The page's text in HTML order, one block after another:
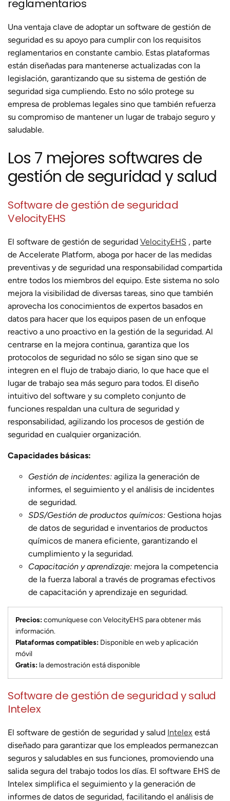
reglamentarios
Una ventaja clave de adoptar un software de gestión de
seguridad es su apoyo para cumplir con los requisitos
reglamentarios en constante cambio. Estas plataformas
están diseñadas para mantenerse actualizadas con la
legislación, garantizando que su sistema de gestión de
seguridad siga cumpliendo. Esto no sólo protege su
empresa de problemas legales sino que también refuerza
su compromiso de mantener un lugar de trabajo seguro y
saludable.
Los 7 mejores softwares de
gestión de seguridad y salud
Software de gestión de seguridad
VelocityEHS
El software de gestión de seguridad VelocityEHS , parte
de Accelerate Platform, aboga por hacer de las medidas
preventivas y de seguridad una responsabilidad compartida
entre todos los miembros del equipo. Este sistema no solo
mejora la visibilidad de diversas tareas, sino que también
aprovecha los conocimientos de expertos basados ​​en
datos para hacer que los equipos pasen de un enfoque
reactivo a uno proactivo en la gestión de la seguridad. Al
centrarse en la mejora continua, garantiza que los
protocolos de seguridad no sólo se sigan sino que se
integren en el flujo de trabajo diario, lo que hace que el
lugar de trabajo sea más seguro para todos. El diseño
intuitivo del software y su completo conjunto de
funciones respaldan una cultura de seguridad y
responsabilidad, agilizando los procesos de gestión de
seguridad en cualquier organización.
Capacidades básicas:
Gestión de incidentes: agiliza la generación de
informes, el seguimiento y el análisis de incidentes
de seguridad.
SDS/Gestión de productos químicos: Gestiona hojas
de datos de seguridad e inventarios de productos
químicos de manera eficiente, garantizando el
cumplimiento y la seguridad.
Capacitación y aprendizaje: mejora la competencia
de la fuerza laboral a través de programas efectivos
de capacitación y aprendizaje en seguridad.
Precios:comuníquese con VelocityEHS para obtener más
información.
Plataformas compatibles: Disponible en web y aplicación
móvil
Gratis: la demostración está disponible
Software de gestión de seguridad y salud
Intelex
El software de gestión de seguridad y salud Intelex está
diseñado para garantizar que los empleados permanezcan
seguros y saludables en sus funciones, promoviendo una
salida segura del trabajo todos los días. El software EHS de
Intelex simplifica el seguimiento y la generación de
informes de datos de seguridad, facilitando el análisis de